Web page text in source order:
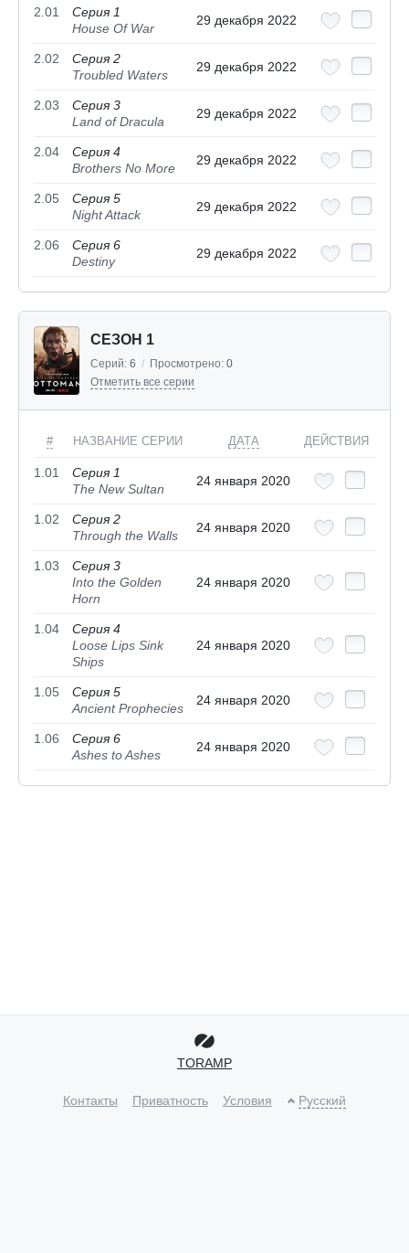
2.01
Серия 1
House Of War
29 декабря 2022
2.02
Серия 2
Troubled Waters
29 декабря 2022
2.03
Серия 3
Land of Dracula
29 декабря 2022
2.04
Серия 4
Brothers No More
29 декабря 2022
2.05
Серия 5
Night Attack
29 декабря 2022
2.06
Серия 6
Destiny
29 декабря 2022
СЕЗОН 1
Серий: 6 / Просмотрено: 0
Отметить все серии
# НАЗВАНИЕ СЕРИИ ДАТА ДЕЙСТВИЯ
1.01
Серия 1
The New Sultan
24 января 2020
1.02
Серия 2
Through the Walls
24 января 2020
1.03
Серия 3
Into the Golden
Horn
24 января 2020
1.04
Серия 4
Loose Lips Sink
Ships
24 января 2020
1.05
Серия 5
Ancient Prophecies
24 января 2020
1.06
Серия 6
Ashes to Ashes
24 января 2020
TORAMP
Контакты Приватность Условия Русский